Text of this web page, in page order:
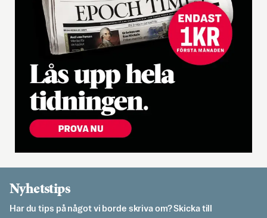
Nyhetstips
Har du tips på något vi borde skriva om? Skicka till